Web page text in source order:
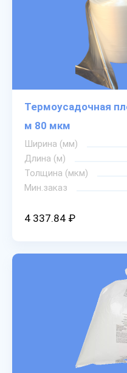
Термоусадочная
м 80 мкм
Ширина (мм)
Длина (м)
Толщина (мкм)
Мин.заказ
4 337.84 ₽